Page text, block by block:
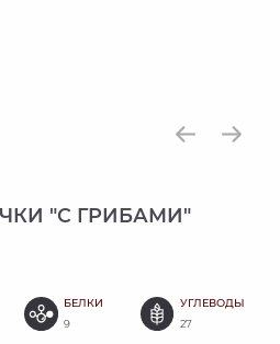
"С ГРИБАМИ"
БЕЛКИ
9
УГЛЕВОДЫ
27